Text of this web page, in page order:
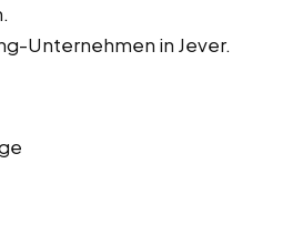
Unternehmen in Jever.